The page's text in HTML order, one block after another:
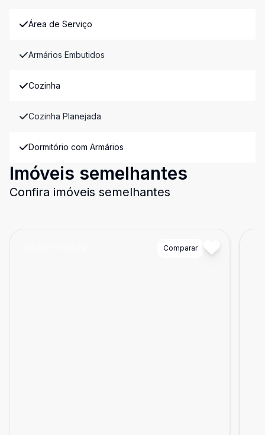
Área de Serviço
Armários Embutidos
Cozinha
Cozinha Planejada
Dormitório com Armários
Imóveis semelhantes
Confira imóveis semelhantes
Comparar